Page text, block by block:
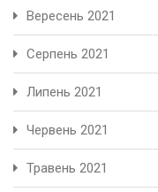
Вересень 2021
Серпень 2021
Липень 2021
Червень 2021
Травень 2021